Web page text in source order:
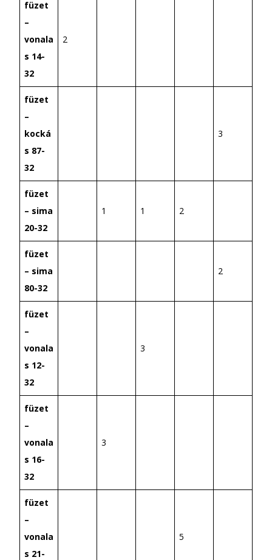
füzet
–
vonala
s 14-
32
2
füzet
–
kocká
s 87-
32
3
füzet
– sima
20-32
1 1 2
füzet
– sima
80-32
2
füzet
–
vonala
s 12-
32
3
füzet
–
vonala
s 16-
32
3
füzet
–
vonala
s 21-
5